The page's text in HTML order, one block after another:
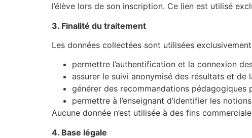
l’élève lors de son inscription. Ce lien est utilisé
3. Finalité du traitement
Les données collectées sont utilisées
permettre l’authentification et la connexion
assurer le suivi anonymisé des résultats et de
générer des recommandations pédagogiques
permettre à l’enseignant d’identifier les
Aucune donnée n’est utilisée à des fins
4. Base légale